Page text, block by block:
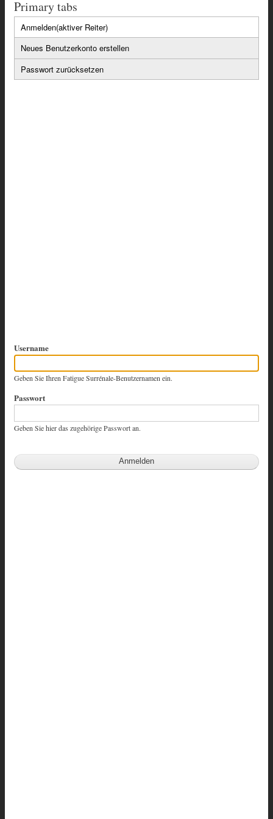
b
o
o
k
t
t
e
r
Primary tabs
Anmelden(aktiver Reiter)
Neues Benutzerkonto erstellen
Passwort zurücksetzen
Username
Geben Sie Ihren Fatigue Surrénale-Benutzernamen ein.
Passwort
Geben Sie hier das zugehörige Passwort an.